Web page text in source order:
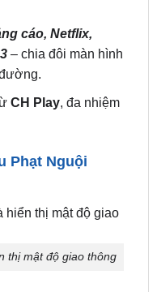
CH Play, đa nhiệm
Phạt Nguội
thị mật độ giao thông
Navitel:Dự đoán lộ